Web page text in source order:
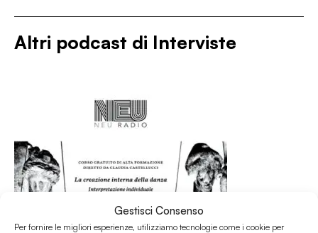
Gestisci Consenso
Per fornire le migliori esperienze, utilizziamo tecnologie come i cookie per
Altri podcast di Interviste